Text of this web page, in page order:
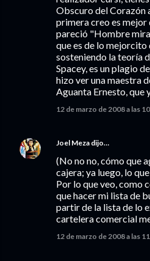
Obscuro del Corazón
primera creo es mejor
pareció "Hombre
que es de lo mejorcito
sosteniendo la teoría
Spacey, es un plagio
hizo ver una maestra
Aguanta Ernesto, que
12 de marzo de 2008 a las
Joel Meza dijo…
(No no no, cómo que
cajera; ya luego, lo
Por lo que veo, como
que hacer mi lista de
partir de la lista de lo
cartelera comercial
12 de marzo de 2008 a las